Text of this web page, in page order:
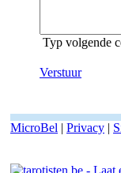
Typ volgende
Verstuur
MicroBel | Privacy |